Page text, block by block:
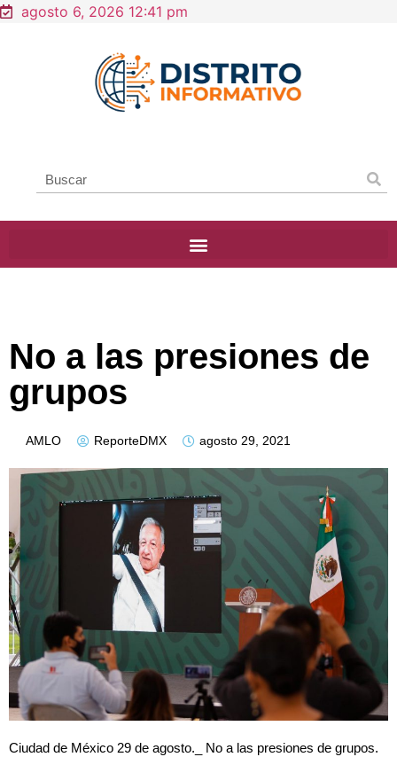
agosto 6, 2026 12:41 pm
No a las presiones de
grupos
AMLO ReporteDMX agosto 29, 2021
Ciudad de México 29 de agosto._ No a las presiones de grupos.